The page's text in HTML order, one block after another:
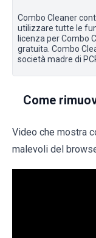
Combo Cleaner
utilizzare tutte le
licenza per Combo
gratuita. Combo
società madre di
Come
Video che mostra
malevoli del